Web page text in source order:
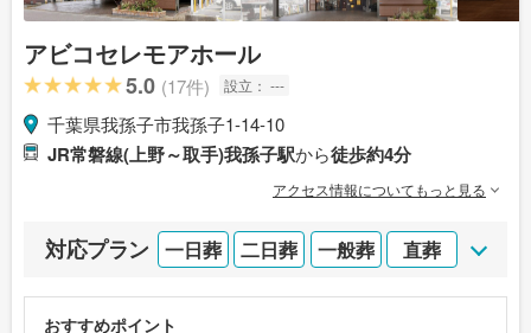
アビコセレモアホール
5.0 (17件) 設立： ---
千葉県我孫子市我孫子1-14-10
JR常磐線(上野～取手)我孫子駅から徒歩約4分
アクセス情報についてもっと見る
対応プラン 一日葬 二日葬 一般葬 直葬
おすすめポイント